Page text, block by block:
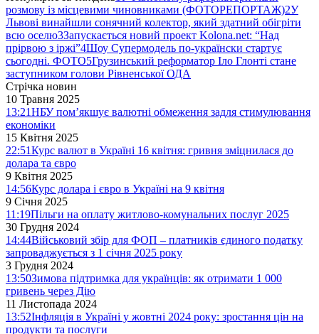
розмову із місцевими чиновниками (ФОТОРЕПОРТАЖ)2У
Львові винайшли сонячний колектор, який здатний обігріти
всю оселю3Запускається новий проект Kolona.net: “Над
прірвою з іржі”4Шоу Супермодель по-українски стартує
сьогодні. ФОТО5Грузинський реформатор Іло Глонті стане
заступником голови Рівненської ОДА
Стрічка новин
10 Травня 2025
13:21НБУ пом’якшує валютні обмеження задля стимулювання
економіки
15 Квітня 2025
22:51Курс валют в Україні 16 квітня: гривня зміцнилася до
долара та євро
9 Квітня 2025
14:56Курс долара і євро в Україні на 9 квітня
9 Січня 2025
11:19Пільги на оплату житлово-комунальних послуг 2025
30 Грудня 2024
14:44Військовий збір для ФОП – платників єдиного податку
запроваджується з 1 січня 2025 року
3 Грудня 2024
13:50Зимова підтримка для українців: як отримати 1 000
гривень через Дію
11 Листопада 2024
13:52Інфляція в Україні у жовтні 2024 року: зростання цін на
продукти та послуги